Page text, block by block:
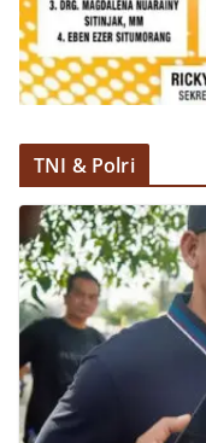
TNI & Polri